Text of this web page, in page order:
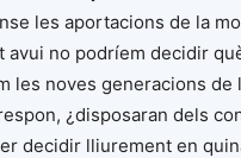
les aportacions de la
avui no podríem decidir
les noves generacions de
¿disposaran dels
decidir lliurement en